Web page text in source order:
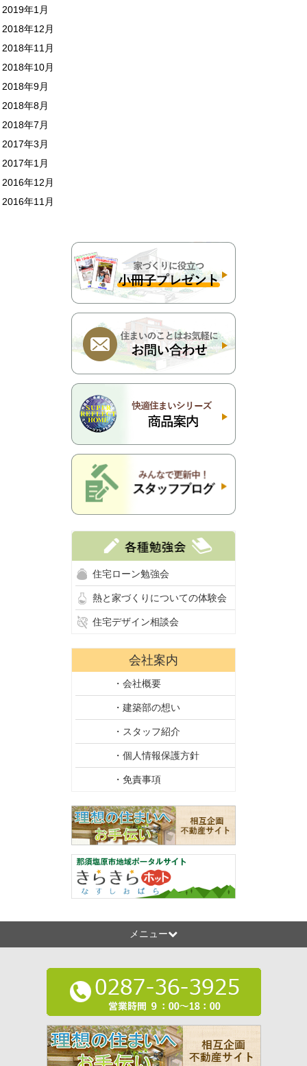
2019年1月
2018年12月
2018年11月
2018年10月
2018年9月
2018年8月
2018年7月
2017年3月
2017年1月
2016年12月
2016年11月
住宅ローン勉強会
熱と家づくりについての体験会
住宅デザイン相談会
会社案内
・会社概要
・建築部の想い
・スタッフ紹介
・個人情報保護方針
・免責事項
メニュー